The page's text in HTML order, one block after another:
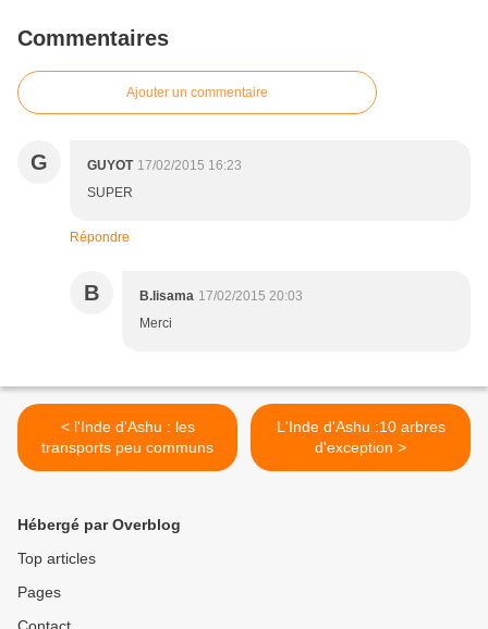
Commentaires
Ajouter un commentaire
G GUYOT 17/02/2015 16:23
SUPER
Répondre
B B.lisama 17/02/2015 20:03
Merci
< l'Inde d'Ashu : les
transports peu communs
L'Inde d'Ashu :10 arbres
d'exception >
Hébergé par Overblog
Top articles
Pages